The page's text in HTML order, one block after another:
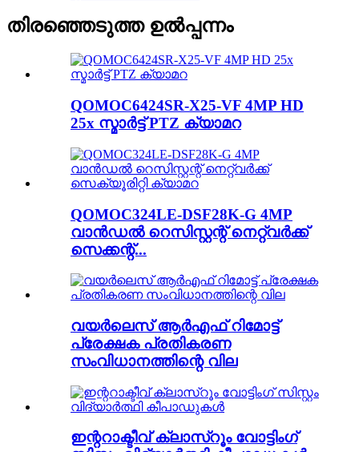
തിരഞ്ഞെടുത്ത ഉൽപ്പന്നം
QOMOC6424SR-X25-VF 4MP HD
25x സ്മാർട്ട് PTZ ക്യാമറ
QOMOC324LE-DSF28K-G 4MP
വാൻഡൽ റെസിസ്റ്റന്റ് നെറ്റ്‌വർക്ക്
സെക്കന്റ്...
വയർലെസ് ആർ‌എഫ് റിമോട്ട്
പ്രേക്ഷക പ്രതികരണ
സംവിധാനത്തിന്റെ വില
ഇന്ററാക്ടീവ് ക്ലാസ്റൂം വോട്ടിംഗ്